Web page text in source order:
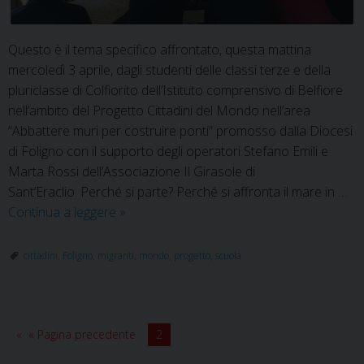
Questo è il tema specifico affrontato, questa mattina
mercoledì 3 aprile, dagli studenti delle classi terze e della
pluriclasse di Colfiorito dell’Istituto comprensivo di Belfiore
nell’ambito del Progetto Cittadini del Mondo nell’area
“Abbattere muri per costruire ponti” promosso dalla Diocesi
di Foligno con il supporto degli operatori Stefano Emili e
Marta Rossi dell’Associazione Il Girasole di
Sant’Eraclio. Perché si parte? Perché si affronta il mare in …
Continua a leggere Il
dei
»
cittadini Foligno migranti mondo progetto scuola
« Pagina precedente 2